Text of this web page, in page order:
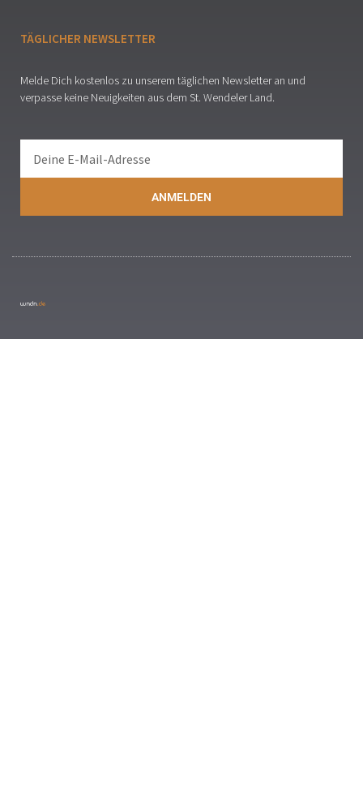
TÄGLICHER NEWSLETTER
Melde Dich kostenlos zu unserem täglichen Newsletter an und
verpasse keine Neuigkeiten aus dem St. Wendeler Land.
ANMELDEN